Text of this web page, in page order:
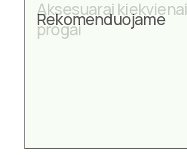
Rekomenduojame
Aksesuarai kiekvienai
progai